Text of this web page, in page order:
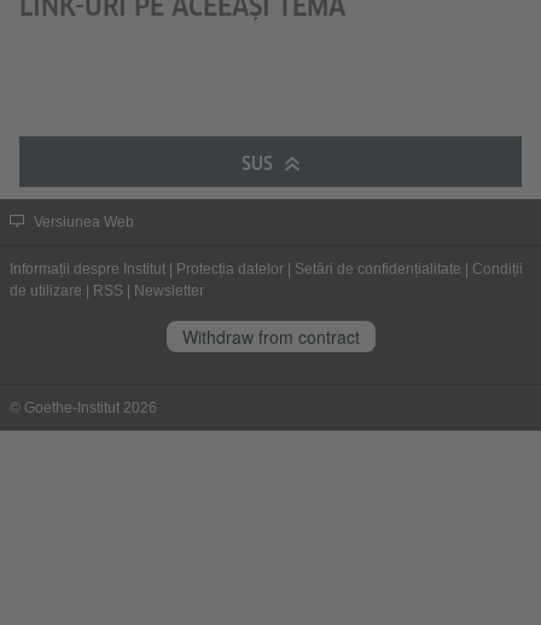
LINK-URI PE ACEEAȘI TEMĂ
SUS
Versiunea Web
Informații despre Institut Protecția datelor Setări de confidențialitate
Condiții
de utilizare
RSS Newsletter
Withdraw from contract
© Goethe-Institut 2026